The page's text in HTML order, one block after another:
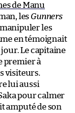
de Manu
les Gunners
les
en témoignait
Le capitaine
premier à
visiteurs.
lui aussi
pour calmer
amputé de son